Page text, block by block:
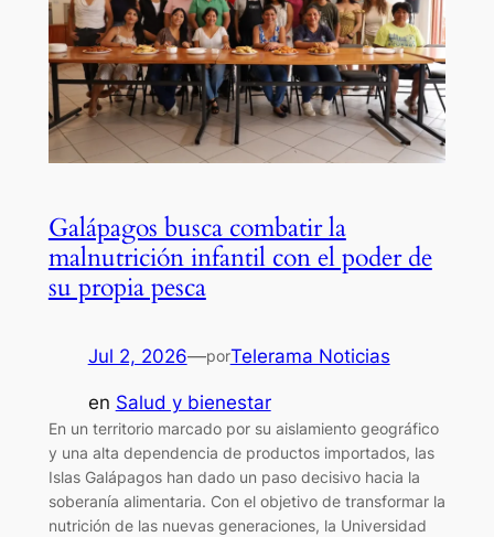
Galápagos busca combatir la
malnutrición infantil con el poder de
su propia pesca
Jul 2, 2026—porTelerama Noticias
en Salud y bienestar
En un territorio marcado por su aislamiento geográfico
y una alta dependencia de productos importados, las
Islas Galápagos han dado un paso decisivo hacia la
soberanía alimentaria. Con el objetivo de transformar la
nutrición de las nuevas generaciones, la Universidad